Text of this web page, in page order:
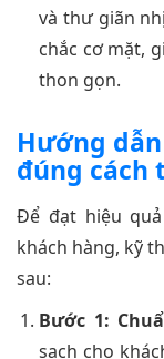
và thư giãn
chắc cơ mặt,
thon gọn.
Hướng
đúng cách
Để đạt hiệu
khách hàng, kỹ
sau:
Bước 1:
sạch cho